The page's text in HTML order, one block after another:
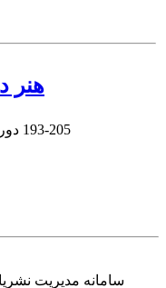
هنر
193-205
سامانه مدیریت